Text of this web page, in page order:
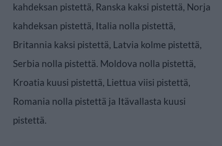
kahdeksan pistettä, Ranska kaksi pistettä, Norja
kahdeksan pistettä, Italia nolla pistettä,
Britannia kaksi pistettä, Latvia kolme pistettä,
Serbia nolla pistettä. Moldova nolla pistettä,
Kroatia kuusi pistettä, Liettua viisi pistettä,
Romania nolla pistettä ja Itävallasta kuusi
pistettä.